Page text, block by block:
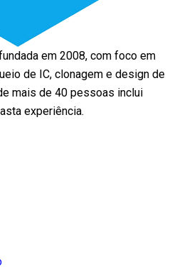
em 2008, com foco em
de IC, clonagem e design de
mais de 40 pessoas inclui
experiência.